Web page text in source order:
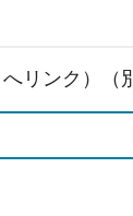
リンク）（